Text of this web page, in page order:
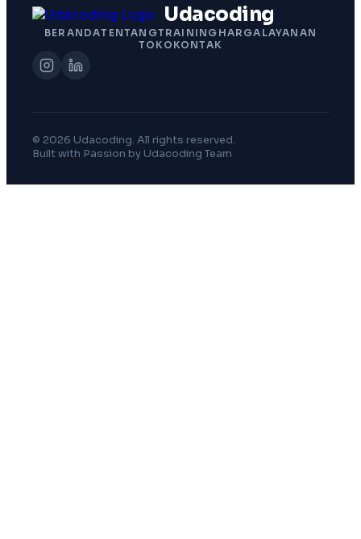
Udacoding
BERANDATENTANGTRAINING HARGA LAYANAN
TOKO KONTAK
© 2026 Udacoding. All rights reserved.
Built with Passion by Udacoding Team